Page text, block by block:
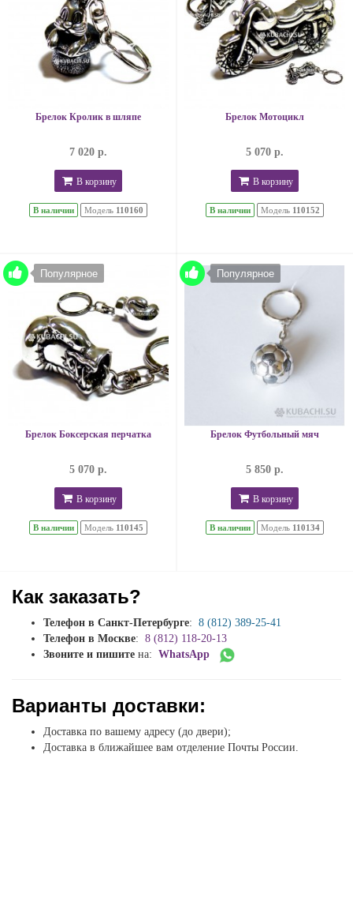
Брелок Кролик в шляпе
7 020 р.
В корзину
В наличии Модель 110160
Брелок Мотоцикл
5 070 р.
В корзину
В наличии Модель 110152
Популярное
Брелок Боксерская перчатка
5 070 р.
В корзину
В наличии Модель 110145
Популярное
Брелок Футбольный мяч
5 850 р.
В корзину
В наличии Модель 110134
Как заказать?
Телефон в Санкт-Петербурге: 8 (812) 389-25-41
Телефон в Москве: 8 (812) 118-20-13
Звоните и пишите на: WhatsApp
Варианты доставки:
Доставка по вашему адресу (до двери);
Доставка в ближайшее вам отделение Почты России.